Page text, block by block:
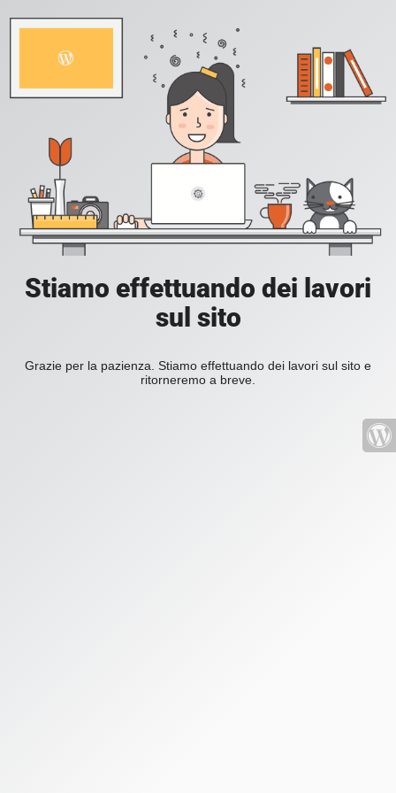
Stiamo effettuando dei lavori
sul sito
Grazie per la pazienza. Stiamo effettuando dei lavori sul sito e
ritorneremo a breve.